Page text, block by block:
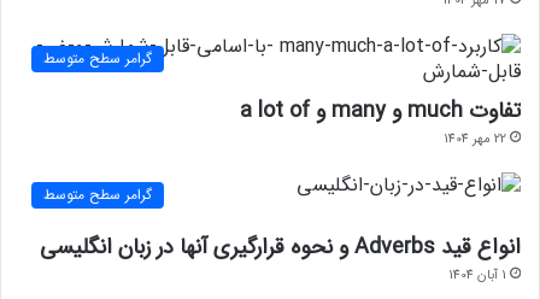
گرامر سطح متوسط
تفاوت much و many و a lot of
22 مهر 1404
گرامر سطح متوسط
انواع قید Adverbs و نحوه قرارگیری آنها در زبان انگلیسی
1 آبان 1404